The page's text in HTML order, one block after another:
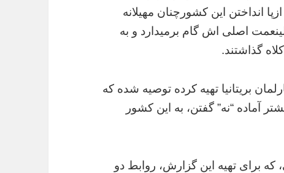
انداختن این کشورچنان مهیلانه
اصلی اش گام برمیدارد و به
گذاشتند.
بریتانیا تهیه کرده توصیه شده که
آماده “نه” گفتن، به این کشور
که برای تهیه این گزارش، روابط دو